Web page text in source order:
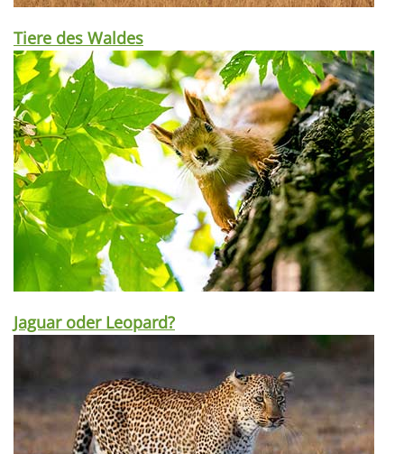
Tiere des Waldes
Jaguar oder Leopard?